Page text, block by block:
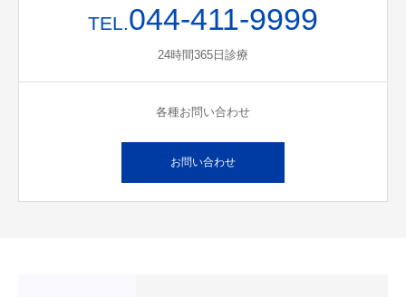
TEL. 044-411-9999
24時間365日診療
各種お問い合わせ
お問い合わせ